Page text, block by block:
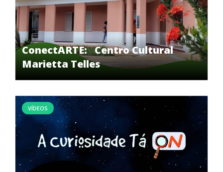
ConectARTE: Centro Cultural
Marietta Telles
VÍDEOS